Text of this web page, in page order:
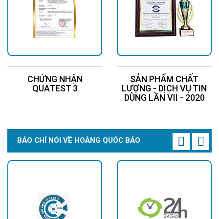
Đây là sản phẩm chuyên dùng cho các dự án lắp đặt đèn tại
CHỨNG NHẬN
QUATEST 3
SẢN PHẨM CHẤT
LƯỢNG - DỊCH VỤ TIN
DÙNG LẦN VII - 2020
BÁO CHÍ NÓI VỀ HOÀNG QUỐC BẢO